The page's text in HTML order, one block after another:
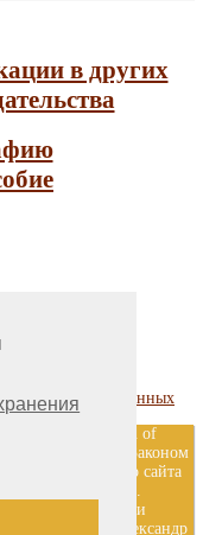
в других
персональных данных
company «World of
охраняются Законом
материалов этого сайта
публикации
сайта — Александр